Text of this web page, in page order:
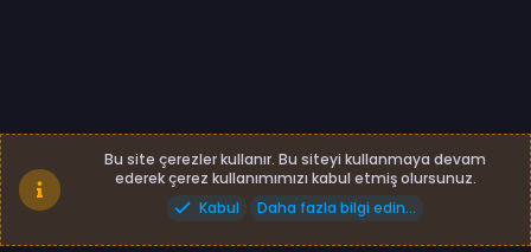
Standard - Kapalı
Bize ulaşın
Şartlar ve kurallar
Gizlilik politikası
Yardım
Ana sayfa
R
S
Bu site çerezler kullanır. Bu siteyi kullanmaya devam
ederek çerez kullanımımızı kabul etmiş olursunuz.
Kabul
Daha fazla bilgi edin…